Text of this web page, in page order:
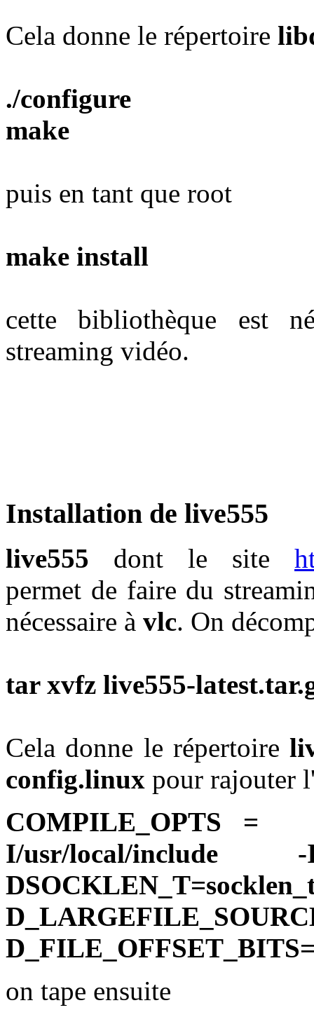
Cela donne le répertoire
./configure
make
puis en tant que root
make install
cette bibliothèque est
streaming vidéo.
Installation de live555
live555 dont le site
permet de faire du
nécessaire à vlc. On
tar xvfz live555-
Cela donne le répertoire
config.linux pour rajouter
I/usr/local/
on tape ensuite